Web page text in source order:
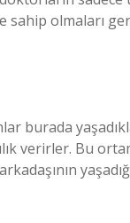
olmaları
burada
verirler. Bu